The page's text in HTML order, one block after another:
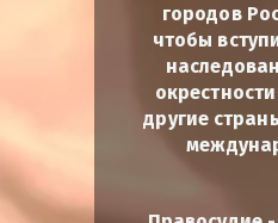
городов
чтобы
другие